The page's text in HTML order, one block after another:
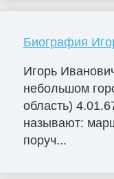
Биография
Игорь
небольшом
область)
называют:
поруч...